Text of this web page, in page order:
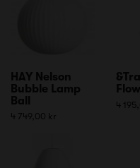
HAY Nelson
Bubble Lamp
Ball
4 749,00 kr
4